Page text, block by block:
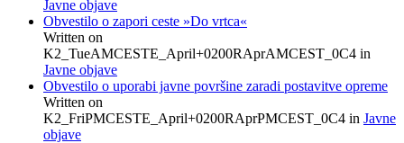
Javne objave
Obvestilo o zapori ceste »Do vrtca«
Written on
K2_TueAMCESTE_April+0200RAprAMCEST_0C4 in
Javne objave
Obvestilo o uporabi javne površine zaradi postavitve opreme
Written on
K2_FriPMCESTE_April+0200RAprPMCEST_0C4 in Javne
objave